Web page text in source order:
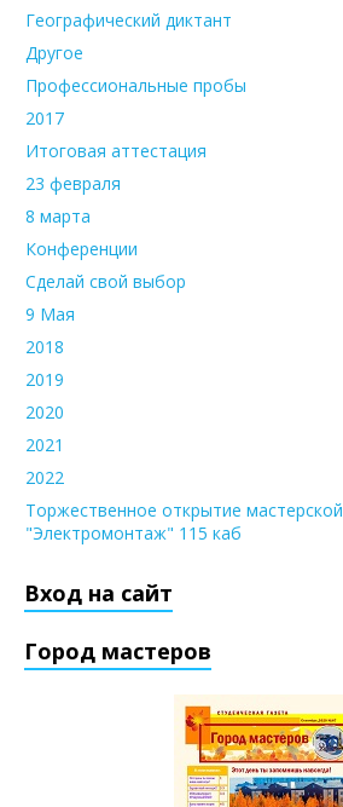
Географический диктант
Другое
Профессиональные пробы
2017
Итоговая аттестация
23 февраля
8 марта
Конференции
Сделай свой выбор
9 Мая
2018
2019
2020
2021
2022
Торжественное открытие мастерской
"Электромонтаж" 115 каб
Вход на сайт
Город мастеров